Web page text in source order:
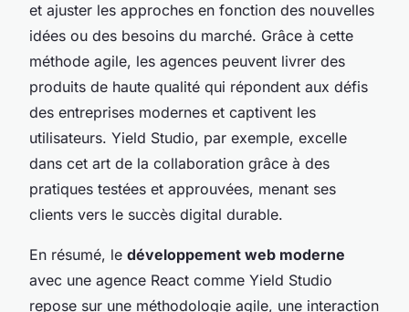
et ajuster les approches en fonction des nouvelles
idées ou des besoins du marché. Grâce à cette
méthode agile, les agences peuvent livrer des
produits de haute qualité qui répondent aux défis
des entreprises modernes et captivent les
utilisateurs. Yield Studio, par exemple, excelle
dans cet art de la collaboration grâce à des
pratiques testées et approuvées, menant ses
clients vers le succès digital durable.
En résumé, le développement web moderne
avec une agence React comme Yield Studio
repose sur une méthodologie agile, une interaction